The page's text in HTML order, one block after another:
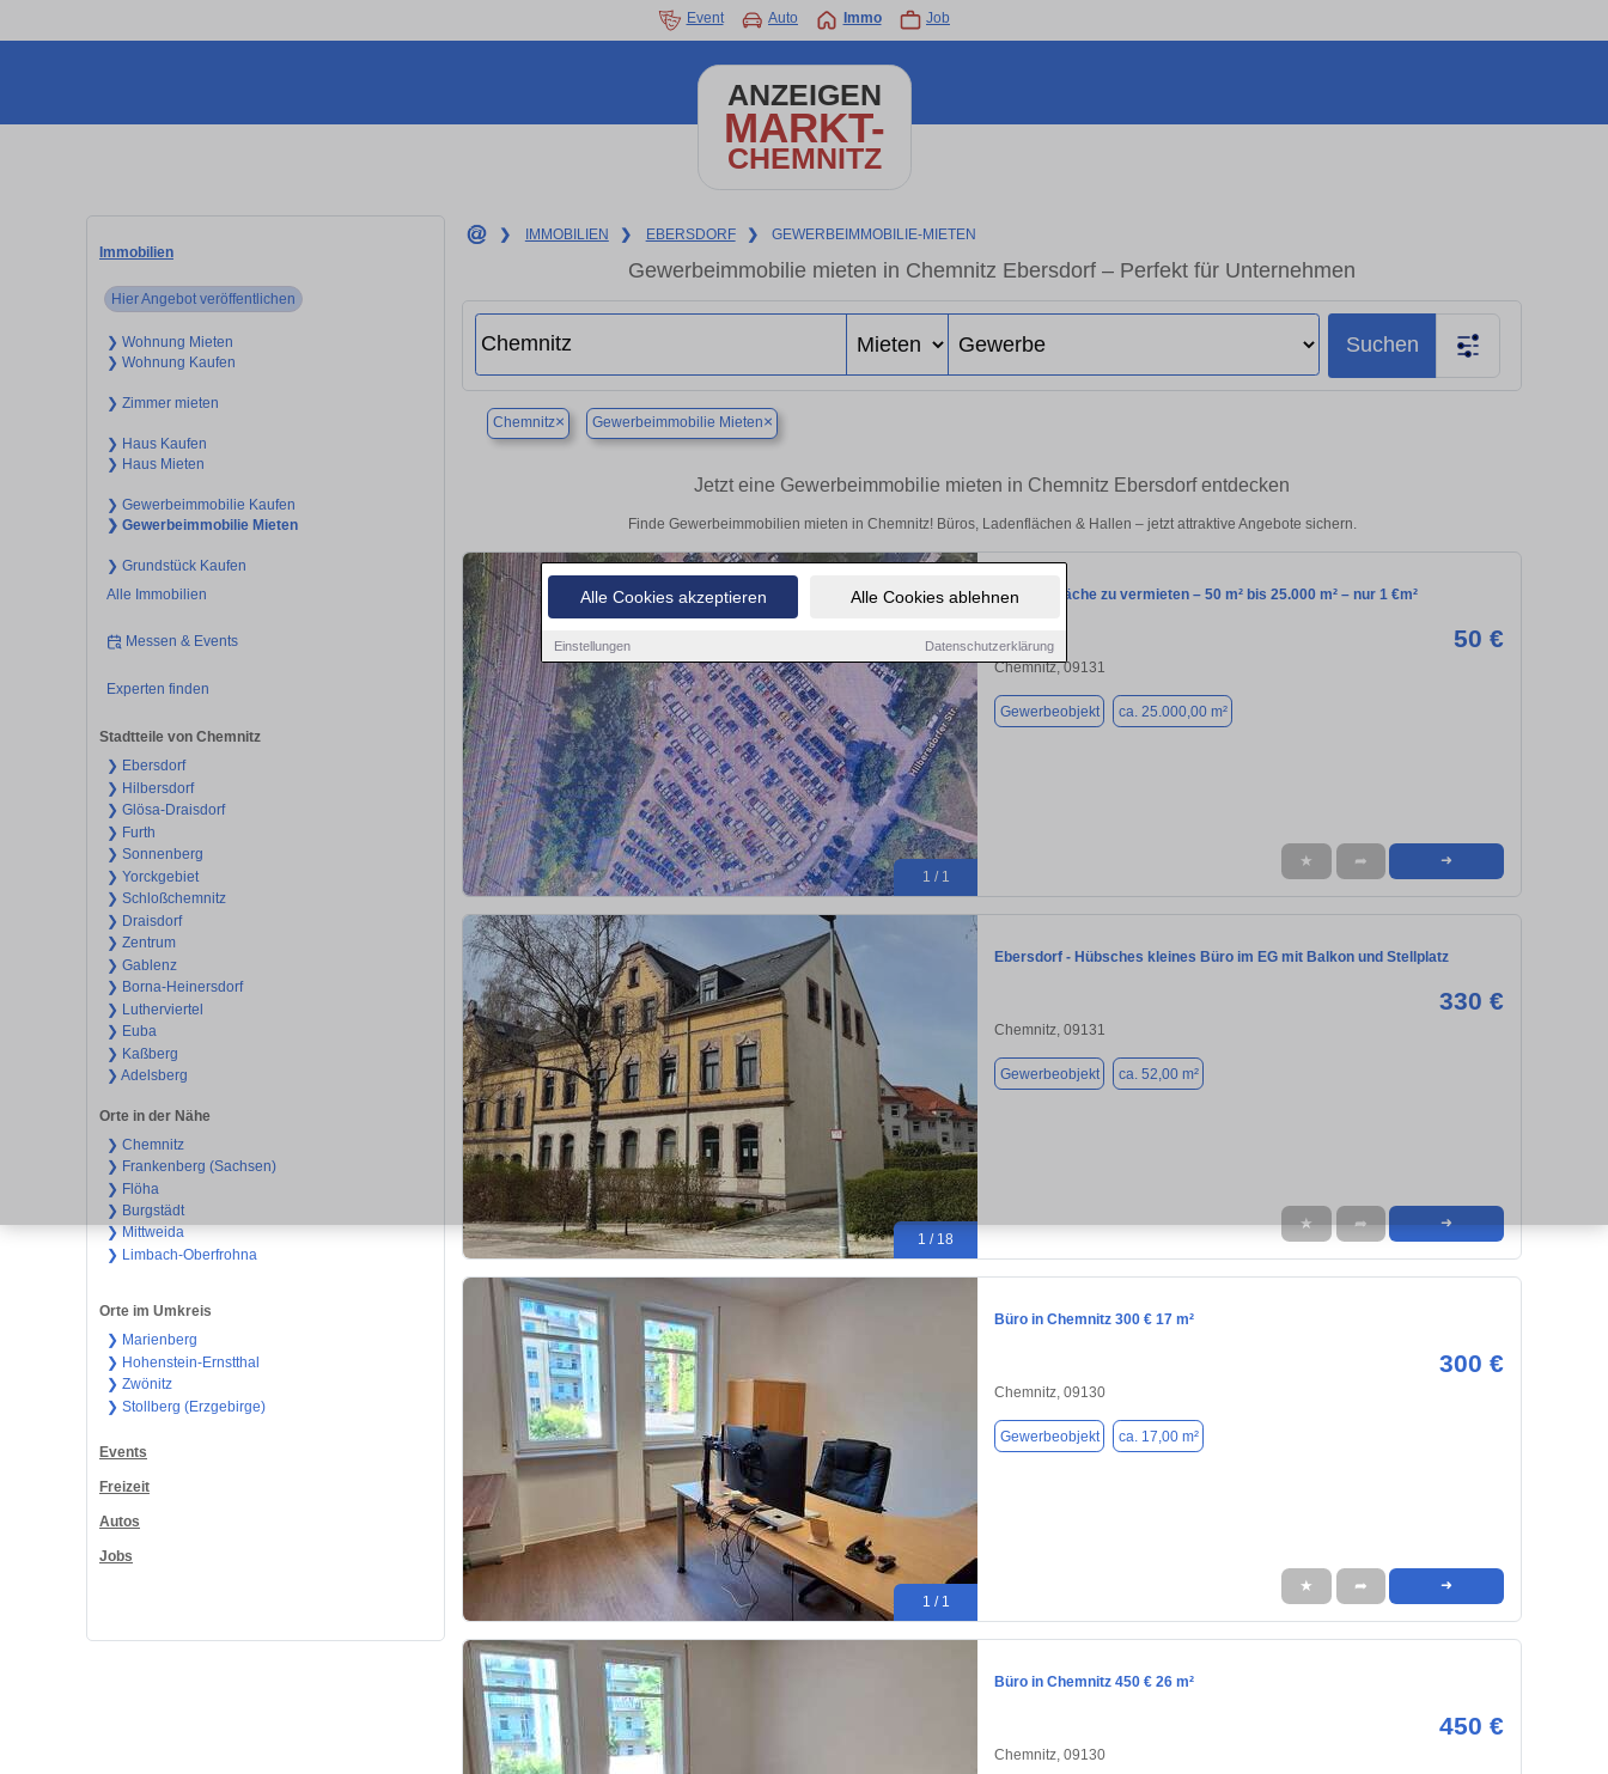
Alle Cookies akzeptieren Alle Cookies ablehnen
Einstellungen Datenschutzerklärung
Event Auto Immo Job
ANZEIGEN
MARKT-
CHEMNITZ
Immobilien
Hier Angebot veröffentlichen
❯ Wohnung Mieten
❯ Wohnung Kaufen
❯ Zimmer mieten
❯ Haus Kaufen
❯ Haus Mieten
❯ Gewerbeimmobilie Kaufen
❯ Gewerbeimmobilie Mieten
❯ Grundstück Kaufen
Alle Immobilien
Messen & Events
Experten finden
Stadtteile von Chemnitz
❯ Ebersdorf
❯ Hilbersdorf
❯ Glösa-Draisdorf
❯ Furth
❯ Sonnenberg
❯ Yorckgebiet
❯ Schloßchemnitz
❯ Draisdorf
❯ Zentrum
❯ Gablenz
❯ Borna-Heinersdorf
❯ Lutherviertel
❯ Euba
❯ Kaßberg
❯ Adelsberg
Orte in der Nähe
❯ Chemnitz
❯ Frankenberg (Sachsen)
❯ Flöha
❯ Burgstädt
❯ Mittweida
❯ Limbach-Oberfrohna
Orte im Umkreis
❯ Marienberg
❯ Hohenstein-Ernstthal
❯ Zwönitz
❯ Stollberg (Erzgebirge)
Events
Freizeit
Autos
Jobs
❯ IMMOBILIEN ❯ EBERSDORF ❯ GEWERBEIMMOBILIE-MIETEN
Gewerbeimmobilie mieten in Chemnitz Ebersdorf – Perfekt für Unternehmen
Suchen
Chemnitz× Gewerbeimmobilie Mieten×
Jetzt eine Gewerbeimmobilie mieten in Chemnitz Ebersdorf entdecken
Finde Gewerbeimmobilien mieten in Chemnitz! Büros, Ladenflächen & Hallen – jetzt attraktive Angebote sichern.
1 / 1
Gewerbefläche zu vermieten – 50 m² bis 25.000 m² – nur 1 €m²
50 €
Chemnitz, 09131
Gewerbeobjekt ca. 25.000,00 m²
★ ➦ ➜
1 / 18
Ebersdorf - Hübsches kleines Büro im EG mit Balkon und Stellplatz
330 €
Chemnitz, 09131
Gewerbeobjekt ca. 52,00 m²
★ ➦ ➜
1 / 1
Büro in Chemnitz 300 € 17 m²
300 €
Chemnitz, 09130
Gewerbeobjekt ca. 17,00 m²
★ ➦ ➜
Büro in Chemnitz 450 € 26 m²
450 €
Chemnitz, 09130